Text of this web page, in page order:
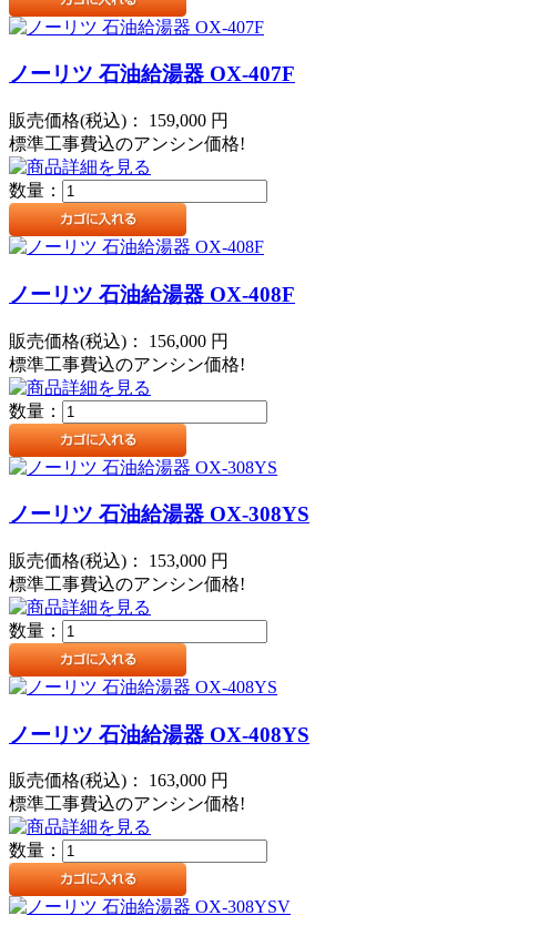
ノーリツ 石油給湯器 OX-407F
販売価格(税込)： 159,000 円
標準工事費込のアンシン価格!
数量：
ノーリツ 石油給湯器 OX-408F
販売価格(税込)： 156,000 円
標準工事費込のアンシン価格!
数量：
ノーリツ 石油給湯器 OX-308YS
販売価格(税込)： 153,000 円
標準工事費込のアンシン価格!
数量：
ノーリツ 石油給湯器 OX-408YS
販売価格(税込)： 163,000 円
標準工事費込のアンシン価格!
数量：